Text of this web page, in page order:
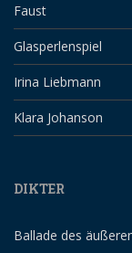
Faust
Glasperlenspiel
Irina Liebmann
Klara Johanson
DIKTER
Ballade des